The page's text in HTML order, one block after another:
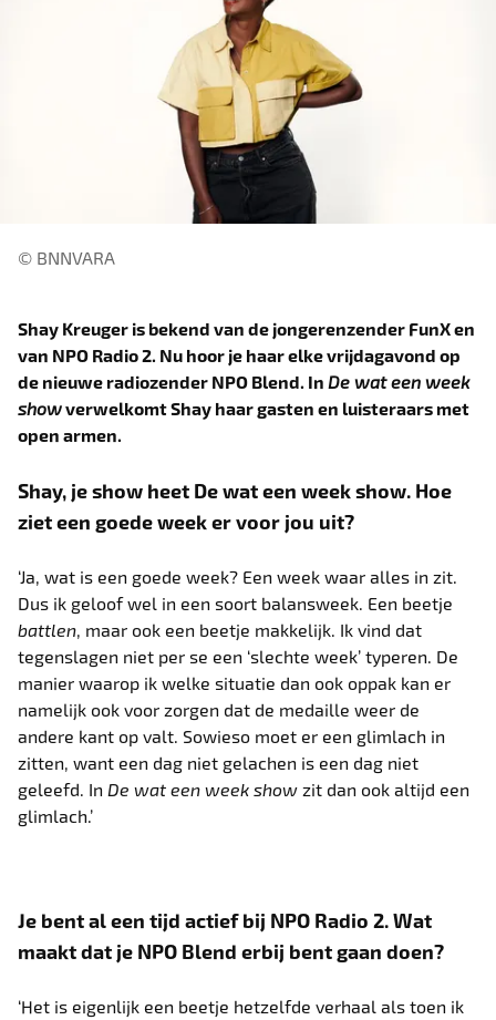
© BNNVARA
Shay Kreuger is bekend van de jongerenzender FunX en
van NPO Radio 2. Nu hoor je haar elke vrijdagavond op
de nieuwe radiozender NPO Blend. InDe wat een week
showverwelkomt Shay haar gasten en luisteraars met
open armen.
Shay, je show heet De wat een week show. Hoe
ziet een goede week er voor jou uit?
‘Ja, wat is een goede week? Een week waar alles in zit.
Dus ik geloof wel in een soort balansweek. Een beetje
battlen, maar ook een beetje makkelijk. Ik vind dat
tegenslagen niet per se een ‘slechte week’ typeren. De
manier waarop ik welke situatie dan ook oppak kan er
namelijk ook voor zorgen dat de medaille weer de
andere kant op valt. Sowieso moet er een glimlach in
zitten, want een dag niet gelachen is een dag niet
geleefd. In De wat een week show zit dan ook altijd een
glimlach.’
Je bent al een tijd actief bij NPO Radio 2. Wat
maakt dat je NPO Blend erbij bent gaan doen?
‘Het is eigenlijk een beetje hetzelfde verhaal als toen ik